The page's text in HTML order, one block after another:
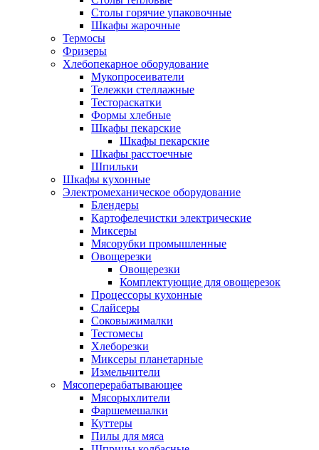
Столы горячие упаковочные
Шкафы жарочные
Термосы
Фризеры
Хлебопекарное оборудование
Мукопросеиватели
Тележки стеллажные
Тестораскатки
Формы хлебные
Шкафы пекарские
Шкафы пекарские
Шкафы расстоечные
Шпильки
Шкафы кухонные
Электромеханическое оборудование
Блендеры
Картофелечистки электрические
Миксеры
Мясорубки промышленные
Овощерезки
Овощерезки
Комплектующие для овощерезок
Процессоры кухонные
Слайсеры
Соковыжималки
Тестомесы
Хлеборезки
Миксеры планетарные
Измельчители
Мясоперерабатывающее
Мясорыхлители
Фаршемешалки
Куттеры
Пилы для мяса